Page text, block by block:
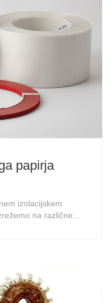
papirja
izolacijskem
na različne